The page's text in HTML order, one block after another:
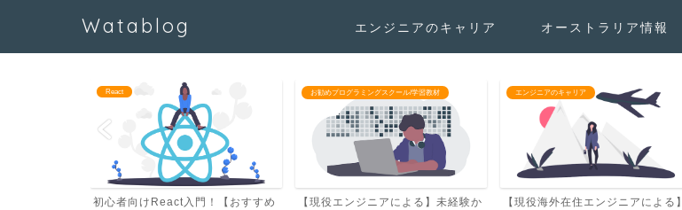
Watablog エンジニアのキャリア オーストラリア情報
React
初心者向けReact入門！【おすすめ
お勧めプログラミングスクール/学習教材
【現役エンジニアによる】未経験か
エンジニアのキャリア
【現役海外在住エンジニアによる】